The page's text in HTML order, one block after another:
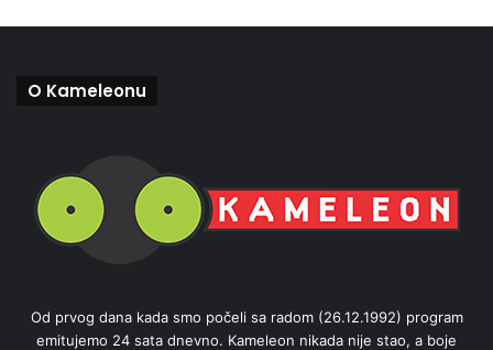
O Kameleonu
Od prvog dana kada smo počeli sa radom (26.12.1992) program
emitujemo 24 sata dnevno. Kameleon nikada nije stao, a boje